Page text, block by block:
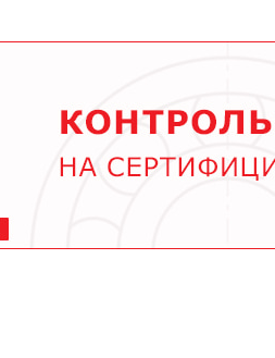
лет при нормальной
только
смазочные